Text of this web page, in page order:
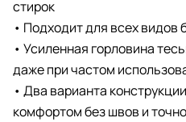
стирок
• Подходит для всех видов
• Усиленная горловина
даже при частом
• Два варианта
комфортом без швов и